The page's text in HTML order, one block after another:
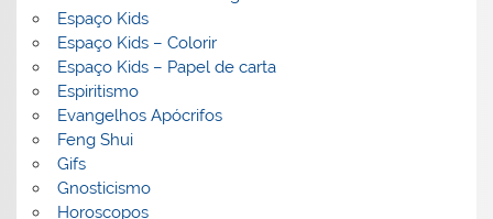
Espaço Kids
Espaço Kids – Colorir
Espaço Kids – Papel de carta
Espiritismo
Evangelhos Apócrifos
Feng Shui
Gifs
Gnosticismo
Horoscopos